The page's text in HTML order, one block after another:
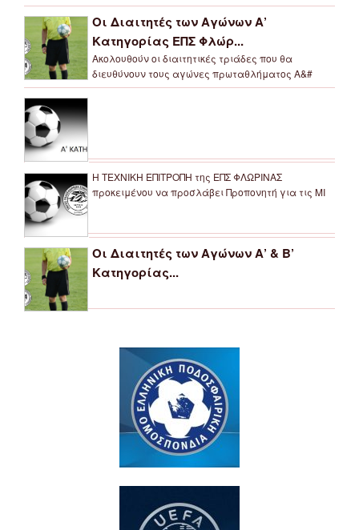
Οι Διαιτητές των Αγώνων Α’
Κατηγορίας ΕΠΣ Φλώρ...
Ακολουθούν οι διαιτητικές τριάδες που θα
διευθύνουν τους αγώνες πρωταθλήματος Α&#
Η ΤΕΧΝΙΚΗ ΕΠΙΤΡΟΠΗ της ΕΠΣ ΦΛΩΡΙΝΑΣ
προκειμένου να προσλάβει Προπονητή για τις ΜΙ
Οι Διαιτητές των Αγώνων Α’ & Β’
Κατηγορίας...